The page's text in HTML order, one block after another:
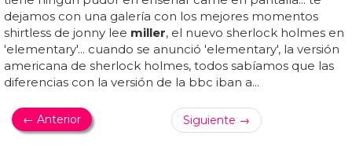
dejamos con una galería con los mejores momentos
shirtless de jonny lee miller, el nuevo sherlock holmes en
'elementary'... cuando se anunció 'elementary', la versión
americana de sherlock holmes, todos sabíamos que las
diferencias con la versión de la bbc iban a...
← Anterior Siguiente →